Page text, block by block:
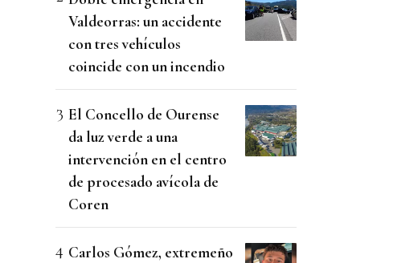
Valdeorras: un accidente
con tres vehículos
coincide con un incendio
El Concello de Ourense
da luz verde a una
intervención en el centro
de procesado avícola de
Coren
Carlos Gómez, extremeño